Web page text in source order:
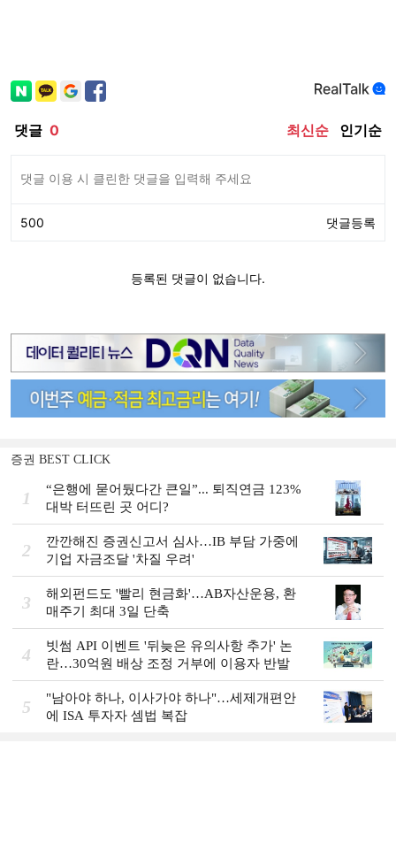
증권 BEST CLICK
1
“은행에 묻어뒀다간 큰일”... 퇴직연금 123%
대박 터뜨린 곳 어디?
2
깐깐해진 증권신고서 심사…IB 부담 가중에
기업 자금조달 '차질 우려'
3
해외펀드도 '빨리 현금화'…AB자산운용, 환
매주기 최대 3일 단축
4
빗썸 API 이벤트 '뒤늦은 유의사항 추가' 논
란…30억원 배상 조정 거부에 이용자 반발
5
"남아야 하나, 이사가야 하나"…세제개편안
에 ISA 투자자 셈법 복잡